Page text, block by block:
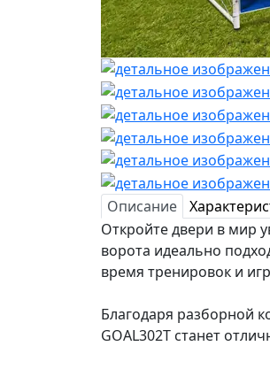
Описание
Откройте двери в мир
ворота идеально
время тренировок и
Благодаря разборной
GOAL302T станет